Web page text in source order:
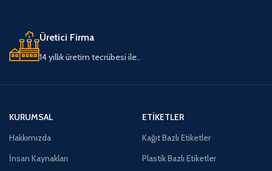
Üretici Firma
14 yıllık üretim tecrübesi ile..
KURUMSAL
Hakkımızda
İnsan Kaynakları
ETIKETLER
Kağıt Bazlı Etiketler
Plastik Bazlı Etiketler